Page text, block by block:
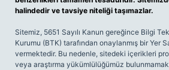
halindedir ve tavsiye niteliği taşımazlar.
Sitemiz, 5651 Sayılı Kanun gereğince Bilgi
Kurumu (BTK) tarafından onaylanmış bir Yer
vermektedir. Bu nedenle, sitedeki içerikleri
veya araştırma yükümlülüğümüz